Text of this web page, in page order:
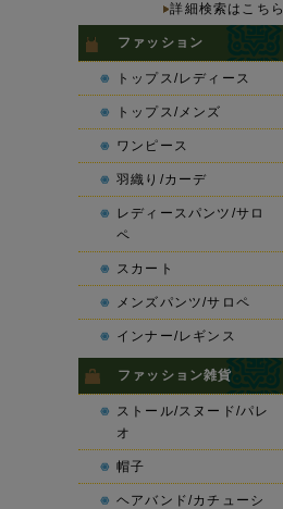
詳細検索はこちら
ファッション
トップス/レディース
トップス/メンズ
ワンピース
羽織り/カーデ
レディースパンツ/サロ
ペ
スカート
メンズパンツ/サロペ
インナー/レギンス
ファッション雑貨
ストール/スヌード/パレ
オ
帽子
ヘアバンド/カチューシ